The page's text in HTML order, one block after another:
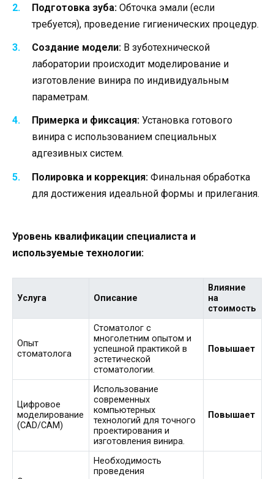
Подготовка зуба: Обточка эмали (если
требуется), проведение гигиенических процедур.
Создание модели: В зуботехнической
лаборатории происходит моделирование и
изготовление винира по индивидуальным
параметрам.
Примерка и фиксация: Установка готового
винира с использованием специальных
адгезивных систем.
Полировка и коррекция: Финальная обработка
для достижения идеальной формы и прилегания.
Уровень квалификации специалиста и
используемые технологии:
Услуга Описание
Влияние
на
стоимость
Опыт
стоматолога
Стоматолог с
многолетним опытом и
успешной практикой в
эстетической
стоматологии.
Повышает
Цифровое
моделирование
(CAD/CAM)
Использование
современных
компьютерных
технологий для точного
проектирования и
изготовления винира.
Повышает
Необходимость
проведения